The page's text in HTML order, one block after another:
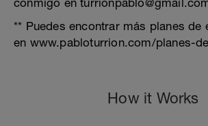
conmigo en
** Puedes encontrar más planes de
en www.pabloturrion.com/planes-
How it Works